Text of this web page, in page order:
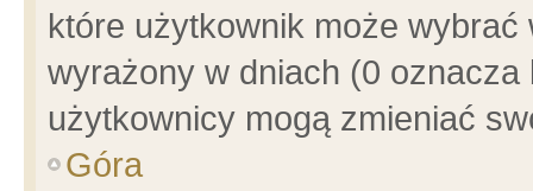
które użytkownik może
wyrażony w dniach (0
użytkownicy mogą zmieniać
Góra